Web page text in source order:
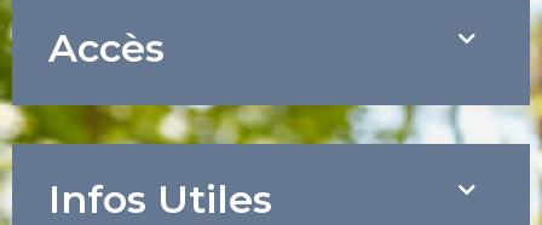
Accès
Infos Utiles